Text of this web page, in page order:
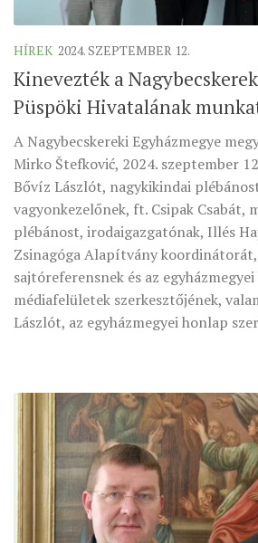
HÍREK 2024. SZEPTEMBER 12.
Kinevezték a
Püspöki Hivatalának
A Nagybecskereki Egyházmegye
Mirko Štefković, 2024. szeptember
Bővíz Lászlót, nagykikindai
vagyonkezelőnek, ft. Csipak Csabát,
plébánost, irodaigazgatónak, Illés
Zsinagóga Alapítvány koordinátorát,
sajtóreferensnek és az
médiafelületek szerkesztőjének,
Lászlót, az egyházmegyei honlap